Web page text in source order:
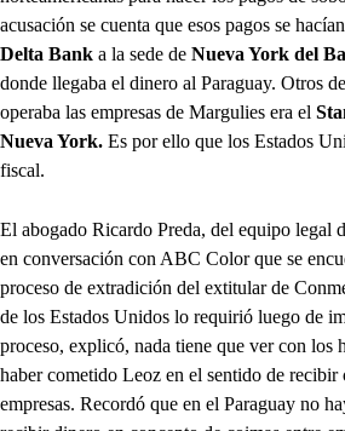
acusación se cuenta que esos pagos se
Delta Bank a la sede de Nueva York del
donde llegaba el dinero al Paraguay. Otros
operaba las empresas de Margulies era el
Nueva York. Es por ello que los Estados
fiscal.
El abogado Ricardo Preda, del equipo legal
en conversación con ABC Color que se
proceso de extradición del extitular de
de los Estados Unidos lo requirió luego de
proceso, explicó, nada tiene que ver con los
haber cometido Leoz en el sentido de recibir
empresas. Recordó que en el Paraguay no